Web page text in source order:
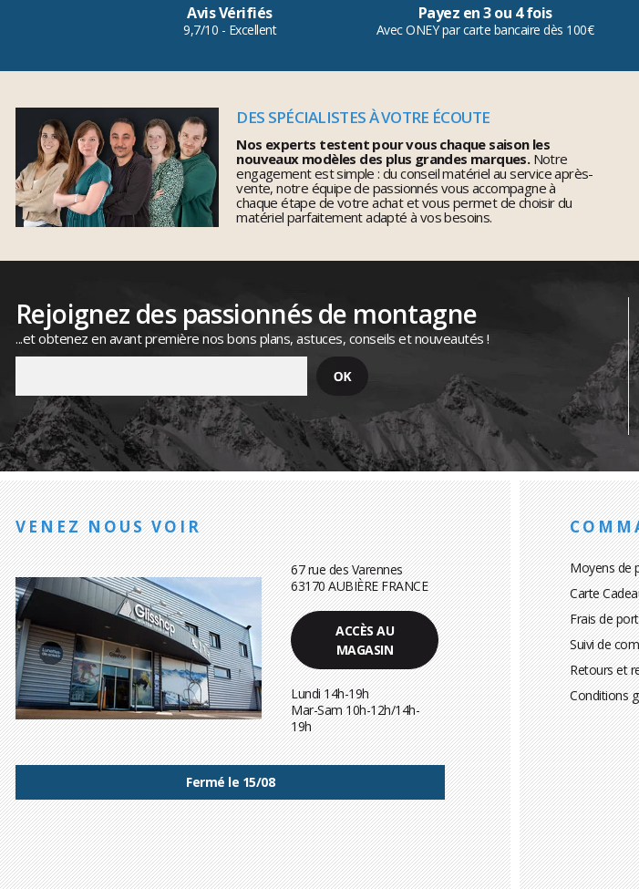
Avis Vérifiés
9,7/10 - Excellent
Payez en 3 ou 4 fois
Avec ONEY par carte bancaire dès 100€
DES SPÉCIALISTES À VOTRE ÉCOUTE
Nos experts testent pour vous chaque saison les
nouveaux modèles des plus grandes marques.Notre
engagement est simple : du conseil matériel au service après-
vente, notre équipe de passionnés vous accompagne à
chaque étape de votre achat et vous permet de choisir du
matériel parfaitement adapté à vos besoins.
Rejoignez des passionnés de montagne
...et obtenez en avant première nos bons plans, astuces, conseils et nouveautés !
VENEZ NOUS VOIR
67 rue des Varennes
63170 AUBIÈRE FRANCE
ACCÈS AU
MAGASIN
Lundi 14h-19h
Mar-Sam 10h-12h/14h-
19h
Fermé le 15/08
Moyens de
Carte
Frais de
Suivi de
Retours et
Conditions